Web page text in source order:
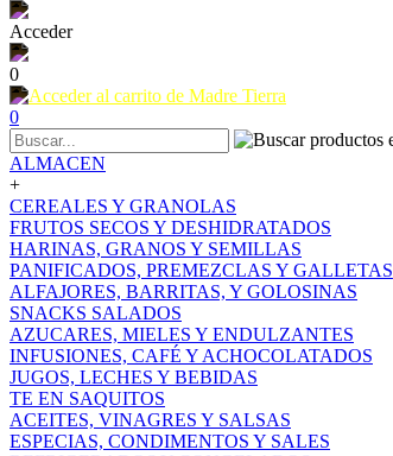
Acceder
0
0
ALMACEN
+
CEREALES Y GRANOLAS
FRUTOS SECOS Y DESHIDRATADOS
HARINAS, GRANOS Y SEMILLAS
PANIFICADOS, PREMEZCLAS Y GALLETAS
ALFAJORES, BARRITAS, Y GOLOSINAS
SNACKS SALADOS
AZUCARES, MIELES Y ENDULZANTES
INFUSIONES, CAFÉ Y ACHOCOLATADOS
JUGOS, LECHES Y BEBIDAS
TE EN SAQUITOS
ACEITES, VINAGRES Y SALSAS
ESPECIAS, CONDIMENTOS Y SALES